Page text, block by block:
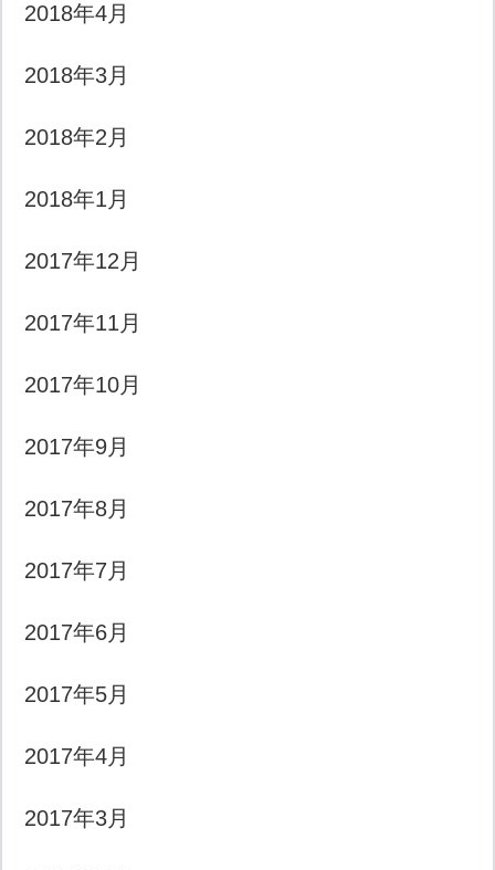
2018年4月
2018年3月
2018年2月
2018年1月
2017年12月
2017年11月
2017年10月
2017年9月
2017年8月
2017年7月
2017年6月
2017年5月
2017年4月
2017年3月